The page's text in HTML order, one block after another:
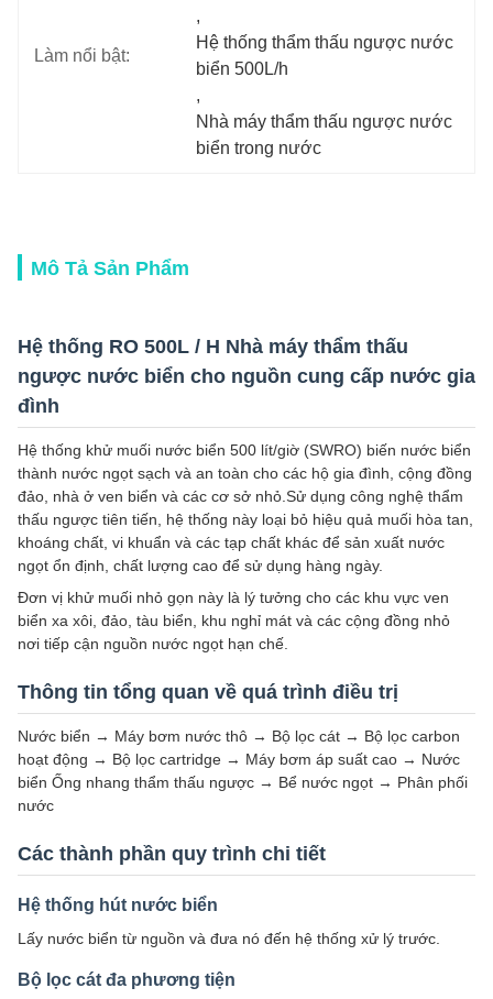
Làm nổi bật:
,
Hệ thống thẩm thấu ngược nước
biển 500L/h
,
Nhà máy thẩm thấu ngược nước
biển trong nước
Mô Tả Sản Phẩm
Hệ thống RO 500L / H Nhà máy thẩm thấu
ngược nước biển cho nguồn cung cấp nước gia
đình
Hệ thống khử muối nước biển 500 lít/giờ (SWRO) biến nước biển
thành nước ngọt sạch và an toàn cho các hộ gia đình, cộng đồng
đảo, nhà ở ven biển và các cơ sở nhỏ.Sử dụng công nghệ thẩm
thấu ngược tiên tiến, hệ thống này loại bỏ hiệu quả muối hòa tan,
khoáng chất, vi khuẩn và các tạp chất khác để sản xuất nước
ngọt ổn định, chất lượng cao để sử dụng hàng ngày.
Đơn vị khử muối nhỏ gọn này là lý tưởng cho các khu vực ven
biển xa xôi, đảo, tàu biển, khu nghỉ mát và các cộng đồng nhỏ
nơi tiếp cận nguồn nước ngọt hạn chế.
Thông tin tổng quan về quá trình điều trị
Nước biển → Máy bơm nước thô → Bộ lọc cát → Bộ lọc carbon
hoạt động → Bộ lọc cartridge → Máy bơm áp suất cao → Nước
biển Ống nhang thẩm thấu ngược → Bể nước ngọt → Phân phối
nước
Các thành phần quy trình chi tiết
Hệ thống hút nước biển
Lấy nước biển từ nguồn và đưa nó đến hệ thống xử lý trước.
Bộ lọc cát đa phương tiện